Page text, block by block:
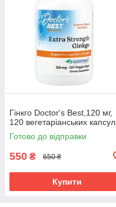
Гінкго Doctor's Best,120 мг,
120 вегетаріанських капсул
Готово до відправки
550 ₴ 650 ₴
Купити